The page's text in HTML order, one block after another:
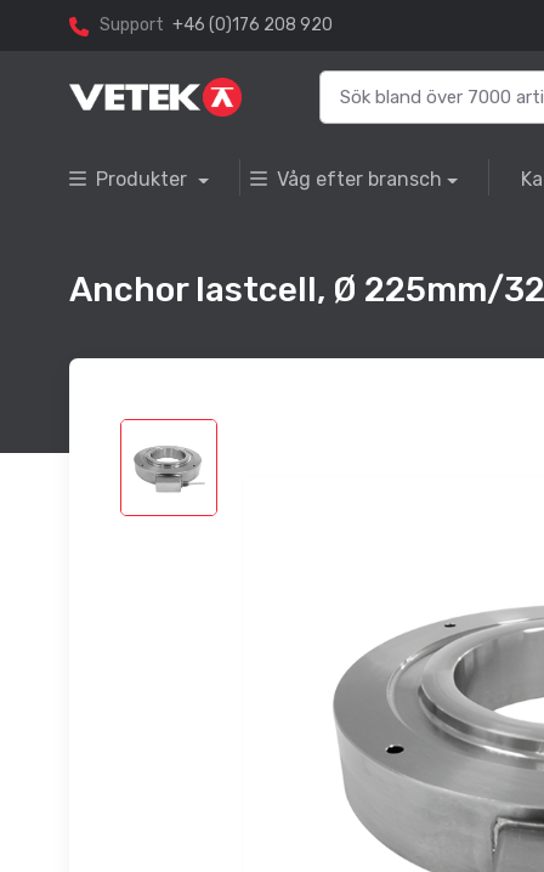
Support +46 (0)176 208 920
Produkter Våg efter bransch
Anchor lastcell, Ø 225mm/